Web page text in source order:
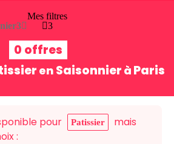
3
Mes filtres
3
0 offres
en Saisonnier à Paris
pour Patissier
mais
: